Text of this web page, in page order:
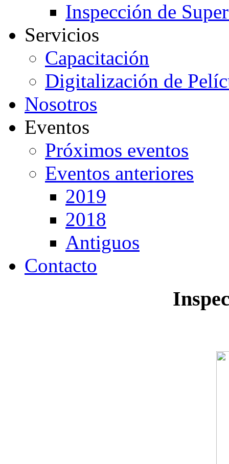
Inspección de
Servicios
Capacitación
Digitalización de
Nosotros
Eventos
Próximos eventos
Eventos anteriores
2019
2018
Antiguos
Contacto